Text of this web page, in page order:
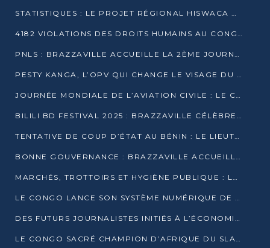
STATISTIQUES : LE PROJET RÉGIONAL HISWACA OFFICIELLEMENT LANCÉ AU CONGO
4182 VIOLATIONS DES DROITS HUMAINS AU CONGO EN 2025 SELON LE CAD
PNLS : BRAZZAVILLE ACCUEILLE LA 2ÈME JOURNÉE SCIENTIFIQUE SUR LE VIH/SIDA
PESTY KANGA, L’OPV QUI CHANGE LE VISAGE DU REPORTAGE AU CONGO
JOURNÉE MONDIALE DE L’AVIATION CIVILE : LE CONGO MISE SUR L’INNOVATION ET LA SÉCURITÉ
BILILI BD FESTIVAL 2025 : BRAZZAVILLE CÉLÈBRE DIX ANS DE CRÉATION GRAPHIQUE AFRICAINE
TENTATIVE DE COUP D’ÉTAT AU BÉNIN : LE LIEUTENANT-COLONEL TIGRI S’AUTOPROCLAME CHEF D’UN COMITÉ MILITAIRE
BONNE GOUVERNANCE : BRAZZAVILLE ACCUEILLE LES PREMIÈRES JOURNÉES CONGOLAISES DE L’ÉVALUATION
MARCHÉS, TROTTOIRS ET HYGIÈNE PUBLIQUE : LE GOUVERNEMENT DURCIT LE TON
LE CONGO LANCE SON SYSTÈME NUMÉRIQUE DE VÉRIFICATION DU BOIS
DES FUTURS JOURNALISTES INITIÉS À L’ÉCONOMIE BLEUE DURABLE
LE CONGO SACRÉ CHAMPION D’AFRIQUE DU SLAM 2025